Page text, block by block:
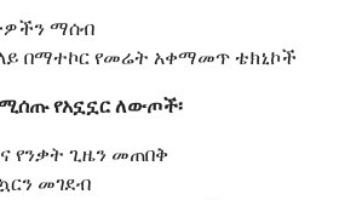
ማሰብ
በማተኮር የመሬት አቀማመጥ ቴክኒኮች
የአኗኗር ለውጦች፡
የንቃት ጊዜን መጠበቅ
መገደብ